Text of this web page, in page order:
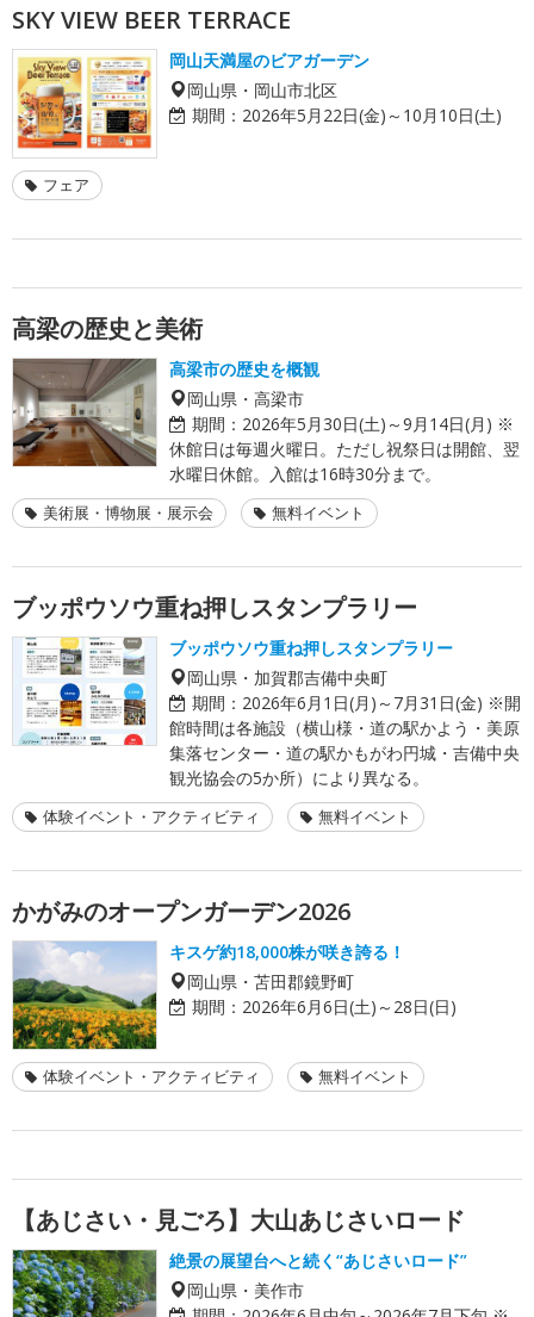
SKY VIEW BEER TERRACE
岡山天満屋のビアガーデン
岡山県・岡山市北区
期間： 2026年5月22日(金)～10月10日(土)
フェア
高梁の歴史と美術
高梁市の歴史を概観
岡山県・高梁市
期間： 2026年5月30日(土)～9月14日(月) ※
休館日は毎週火曜日。ただし祝祭日は開館、翌
水曜日休館。入館は16時30分まで。
美術展・博物展・展示会 無料イベント
ブッポウソウ重ね押しスタンプラリー
ブッポウソウ重ね押しスタンプラリー
岡山県・加賀郡吉備中央町
期間： 2026年6月1日(月)～7月31日(金) ※開
館時間は各施設（横山様・道の駅かよう・美原
集落センター・道の駅かもがわ円城・吉備中央
観光協会の5か所）により異なる。
体験イベント・アクティビティ 無料イベント
かがみのオープンガーデン2026
キスゲ約18,000株が咲き誇る！
岡山県・苫田郡鏡野町
期間： 2026年6月6日(土)～28日(日)
体験イベント・アクティビティ 無料イベント
【あじさい・見ごろ】大山あじさいロード
絶景の展望台へと続く“あじさいロード”
岡山県・美作市